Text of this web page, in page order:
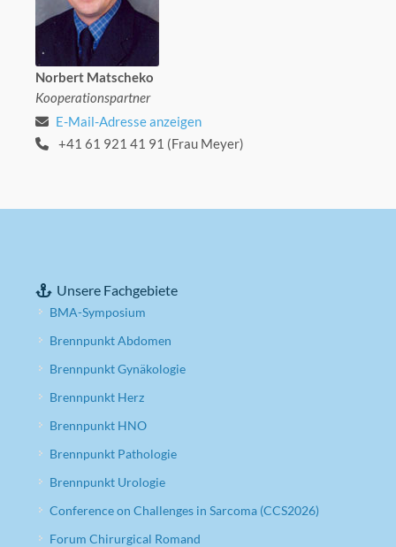
Norbert Matscheko
Kooperationspartner
E-Mail-Adresse anzeigen
+41 61 921 41 91 (Frau Meyer)
Unsere Fachgebiete
BMA-Symposium
Brennpunkt Abdomen
Brennpunkt Gynäkologie
Brennpunkt Herz
Brennpunkt HNO
Brennpunkt Pathologie
Brennpunkt Urologie
Conference on Challenges in Sarcoma (CCS2026)
Forum Chirurgical Romand